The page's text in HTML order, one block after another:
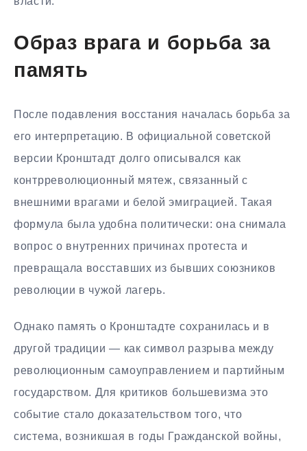
Образ врага и борьба за
память
После подавления восстания началась борьба за
его интерпретацию. В официальной советской
версии Кронштадт долго описывался как
контрреволюционный мятеж, связанный с
внешними врагами и белой эмиграцией. Такая
формула была удобна политически: она снимала
вопрос о внутренних причинах протеста и
превращала восставших из бывших союзников
революции в чужой лагерь.
Однако память о Кронштадте сохранилась и в
другой традиции — как символ разрыва между
революционным самоуправлением и партийным
государством. Для критиков большевизма это
событие стало доказательством того, что
система, возникшая в годы Гражданской войны,